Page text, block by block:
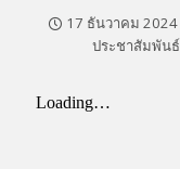
17 ธันวาคม 2024
ประชาสัมพันธ์